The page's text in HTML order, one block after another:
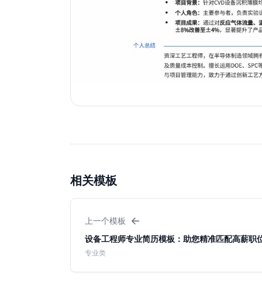
相关模板
上一个模板 ←
设备工程师专业简历模板：助您精准匹配高薪职
专业类